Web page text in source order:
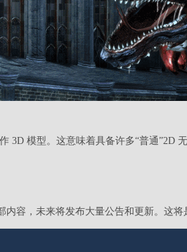
3D 模型。这意味着具备许多“普通”2D
内容，未来将发布大量公告和更新。这将